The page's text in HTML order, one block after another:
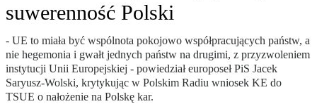
suwerenność Polski
- UE to miała być wspólnota pokojowo współpracujących państw, a
nie hegemonia i gwałt jednych państw na drugimi, z przyzwoleniem
instytucji Unii Europejskiej - powiedział europoseł PiS Jacek
Saryusz-Wolski, krytykując w Polskim Radiu wniosek KE do
TSUE o nałożenie na Polskę kar.